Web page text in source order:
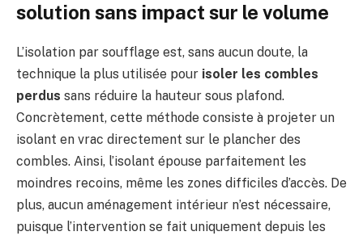
solution sans impact sur le volume
L’isolation par soufflage est, sans aucun doute, la
technique la plus utilisée pour isoler les combles
perdus sans réduire la hauteur sous plafond.
Concrètement, cette méthode consiste à projeter un
isolant en vrac directement sur le plancher des
combles. Ainsi, l’isolant épouse parfaitement les
moindres recoins, même les zones difficiles d’accès. De
plus, aucun aménagement intérieur n’est nécessaire,
puisque l’intervention se fait uniquement depuis les